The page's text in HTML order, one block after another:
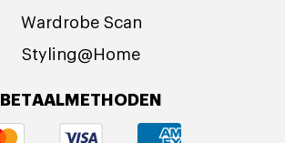
Wardrobe Scan
Styling@Home
BETAALMETHODEN